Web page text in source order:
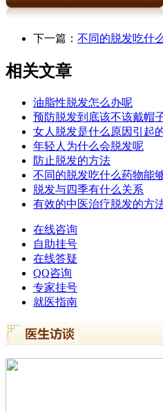
下一篇： 不同的脱发吃什
相关文章
油脂性脱发怎么办呢
预防脱发到底该不该戴帽
女人脱发是什么原因引起
年轻人为什么会脱发呢
防止脱发的方法
不同的脱发吃什么药物能
脱发与四季有什么关系
有效的中医治疗脱发的方
在线咨询
自助挂号
在线答疑
QQ咨询
专家挂号
就医指南